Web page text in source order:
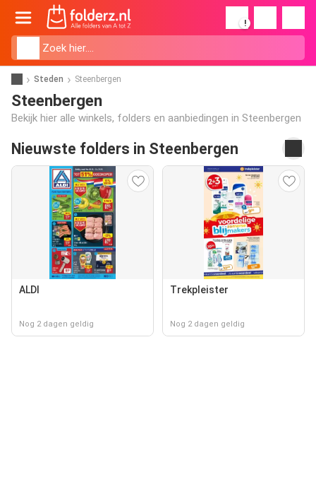
!
Steden Steenbergen
Steenbergen
Bekijk hier alle winkels, folders en aanbiedingen in Steenbergen
Nieuwste folders in Steenbergen
ALDI
Nog 2 dagen geldig
Trekpleister
Nog 2 dagen geldig